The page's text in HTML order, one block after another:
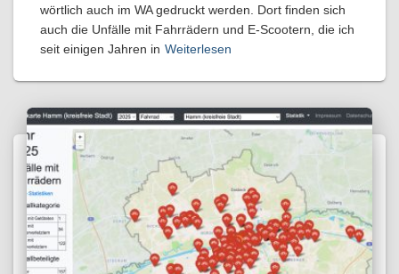
wörtlich auch im WA gedruckt werden. Dort finden sich
auch die Unfälle mit Fahrrädern und E-Scootern, die ich
seit einigen Jahren in Weiterlesen